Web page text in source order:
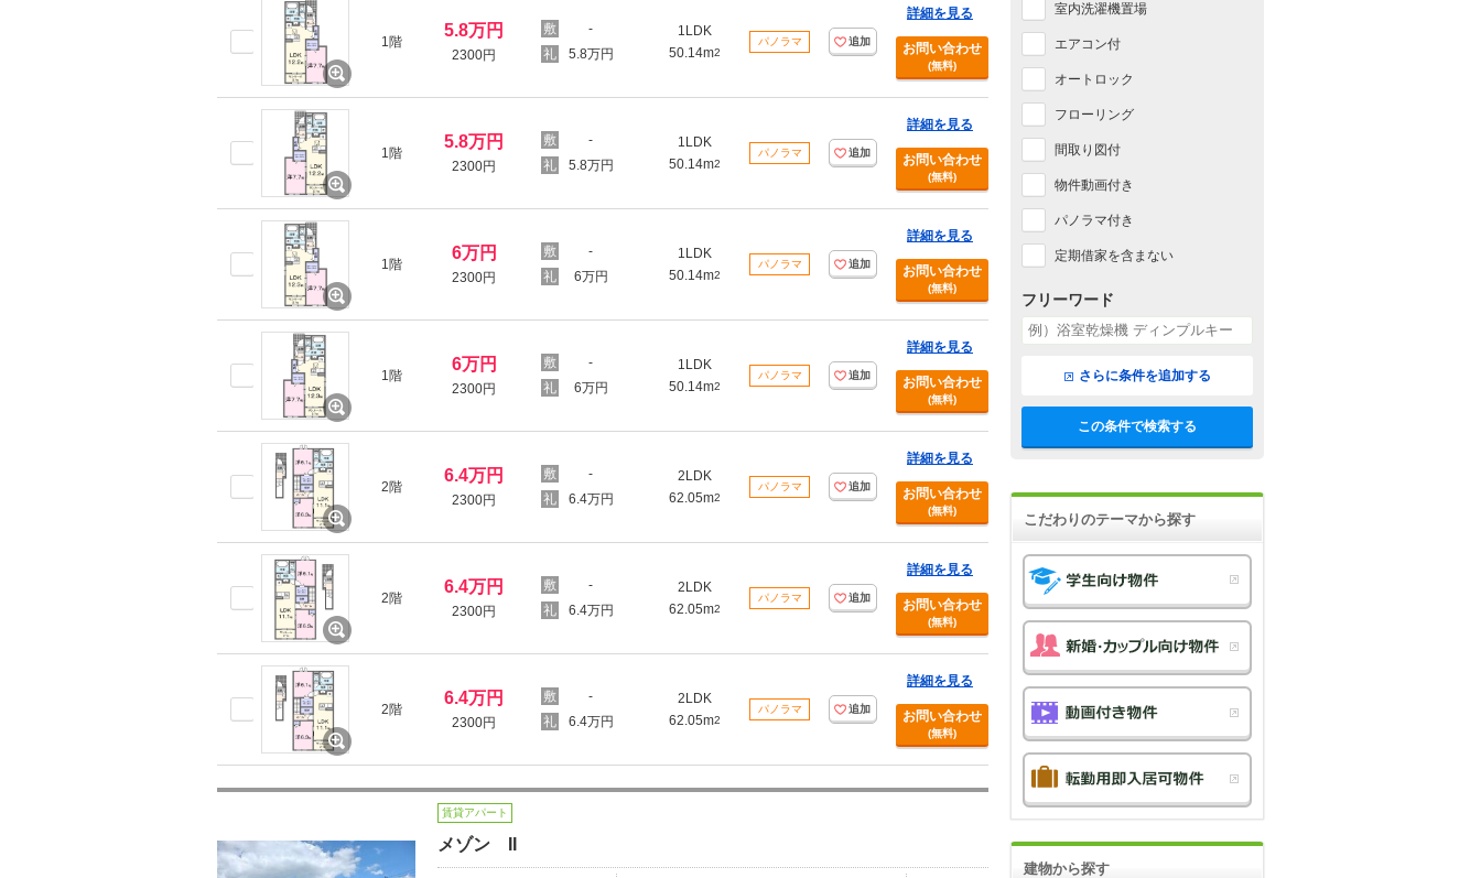
1階
5.8万円
2300円
-
5.8万円
1LDK
50.14m2
パノラマ 追加
詳細を見る
お問い合わせ
(無料)
1階
5.8万円
2300円
-
5.8万円
1LDK
50.14m2
パノラマ 追加
詳細を見る
お問い合わせ
(無料)
1階
6万円
2300円
-
6万円
1LDK
50.14m2
パノラマ 追加
詳細を見る
お問い合わせ
(無料)
1階
6万円
2300円
-
6万円
1LDK
50.14m2
パノラマ 追加
詳細を見る
お問い合わせ
(無料)
2階
6.4万円
2300円
-
6.4万円
2LDK
62.05m2
パノラマ 追加
詳細を見る
お問い合わせ
(無料)
2階
6.4万円
2300円
-
6.4万円
2LDK
62.05m2
パノラマ 追加
詳細を見る
お問い合わせ
(無料)
2階
6.4万円
2300円
-
6.4万円
2LDK
62.05m2
パノラマ 追加
詳細を見る
お問い合わせ
(無料)
賃貸アパート
メゾン II
室内洗濯機置場
エアコン付
オートロック
フローリング
間取り図付
物件動画付き
パノラマ付き
定期借家を含まない
フリーワード
さらに条件を追加する
この条件で検索する
こだわりのテーマから探す
建物から探す